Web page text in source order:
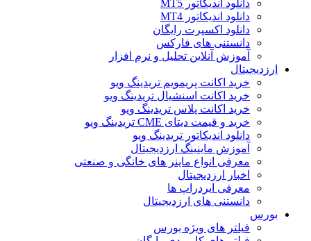
دانلود اندیکاتور MT5
دانلود اندیکاتور MT4
دانلود اکسپرت رایگان
دانستنی های فارکس
آموزش آنلاین تحلیل و نرم افزار
ارزدیجیتال
خرید اکانت پریمویم تریدینگ ویو
خرید اکانت اسنشیال تریدینگ ویو
خرید اکانت پلاس تریدینگ ویو
خرید و قیمت دیتای CME تریدینگ ویو
دانلود اندیکاتور تریدینگ ویو
آموزش ماینینگ ارزدیجیتال
معرفی انواع ماینر های خانگی و صنعتی
اخبار ارزدیجیتال
معرفی ایردراپ ها
دانستنی های ارزدیجیتال
بورس
فیلتر های ویژه بورس